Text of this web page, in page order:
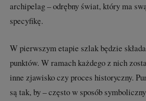
archipelag – odrębny świat, który ma
specyfikę.
W pierwszym etapie szlak będzie
punktów. W ramach każdego z nich
inne zjawisko czy proces historyczny.
są tak, by – często w sposób